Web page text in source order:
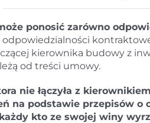
ponosić zarówno
odpowiedzialności
kierownika budowy z
od treści umowy.
nie łączyła z
na podstawie przepisów
kto ze swojej winy